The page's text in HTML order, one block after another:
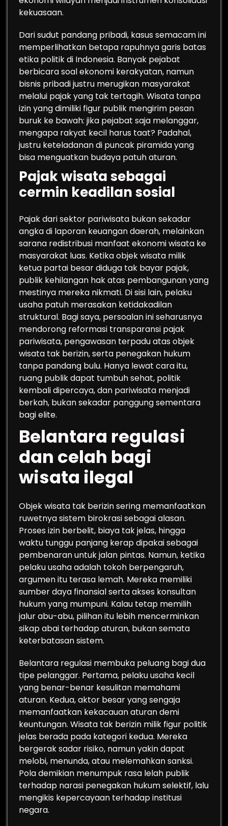
kekuasaan.
Dari sudut pandang pribadi, kasus semacam ini
memperlihatkan betapa rapuhnya garis batas
etika politik di Indonesia. Banyak pejabat
berbicara soal ekonomi kerakyatan, namun
bisnis pribadi justru merugikan masyarakat
melalui pajak yang tak tertagih. Wisata tanpa
izin yang dimiliki figur publik mengirim pesan
buruk ke bawah: jika pejabat saja melanggar,
mengapa rakyat kecil harus taat? Padahal,
justru keteladanan di puncak piramida yang
bisa menguatkan budaya patuh aturan.
Pajak wisata sebagai
cermin keadilan sosial
Pajak dari sektor pariwisata bukan sekadar
angka di laporan keuangan daerah, melainkan
sarana redistribusi manfaat ekonomi wisata ke
masyarakat luas. Ketika objek wisata milik
ketua partai besar diduga tak bayar pajak,
publik kehilangan hak atas pembangunan yang
mestinya mereka nikmati. Di sisi lain, pelaku
usaha patuh merasakan ketidakadilan
struktural. Bagi saya, persoalan ini seharusnya
mendorong reformasi transparansi pajak
pariwisata, pengawasan terpadu atas objek
wisata tak berizin, serta penegakan hukum
tanpa pandang bulu. Hanya lewat cara itu,
ruang publik dapat tumbuh sehat, politik
kembali dipercaya, dan pariwisata menjadi
berkah, bukan sekadar panggung sementara
bagi elite.
Belantara regulasi
dan celah bagi
wisata ilegal
Objek wisata tak berizin sering memanfaatkan
ruwetnya sistem birokrasi sebagai alasan.
Proses izin berbelit, biaya tak jelas, hingga
waktu tunggu panjang kerap dipakai sebagai
pembenaran untuk jalan pintas. Namun, ketika
pelaku usaha adalah tokoh berpengaruh,
argumen itu terasa lemah. Mereka memiliki
sumber daya finansial serta akses konsultan
hukum yang mumpuni. Kalau tetap memilih
jalur abu-abu, pilihan itu lebih mencerminkan
sikap abai terhadap aturan, bukan semata
keterbatasan sistem.
Belantara regulasi membuka peluang bagi dua
tipe pelanggar. Pertama, pelaku usaha kecil
yang benar-benar kesulitan memahami
aturan. Kedua, aktor besar yang sengaja
memanfaatkan kekacauan aturan demi
keuntungan. Wisata tak berizin milik figur politik
jelas berada pada kategori kedua. Mereka
bergerak sadar risiko, namun yakin dapat
melobi, menunda, atau melemahkan sanksi.
Pola demikian menumpuk rasa lelah publik
terhadap narasi penegakan hukum selektif, lalu
mengikis kepercayaan terhadap institusi
negara.